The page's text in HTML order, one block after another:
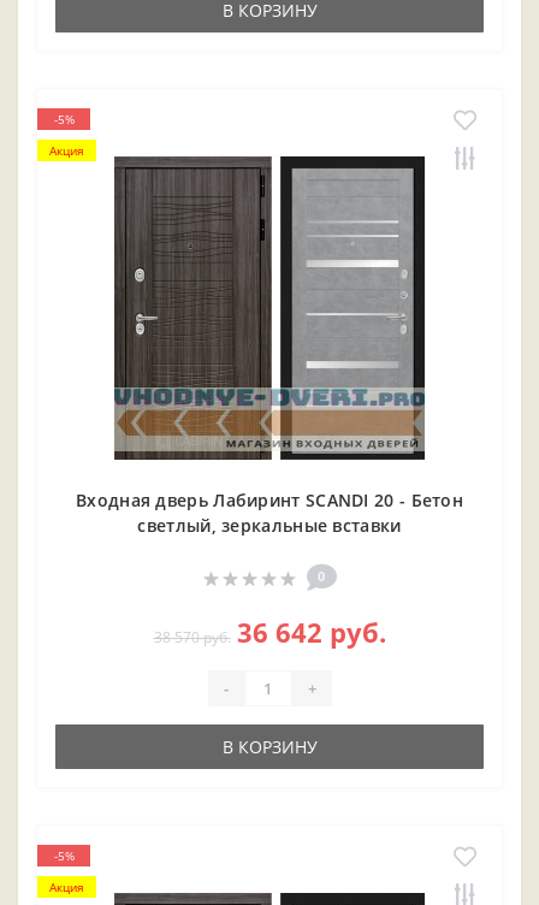
В КОРЗИНУ
-5%
Акция
Входная дверь Лабиринт SCANDI 20 - Бетон
светлый, зеркальные вставки
0
38 570 руб. 36 642 руб.
- +
В КОРЗИНУ
-5%
Акция